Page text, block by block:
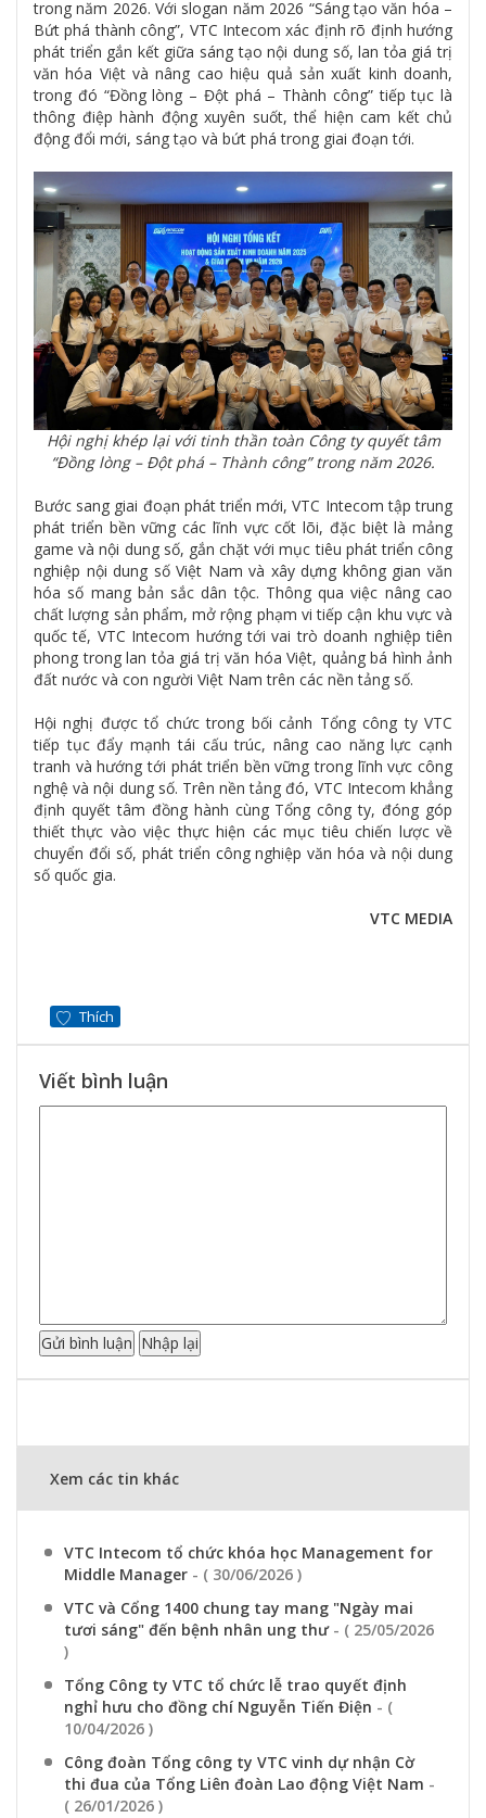
trong năm 2026. Với slogan năm 2026 “Sáng tạo văn hóa –
Bứt phá thành công”, VTC Intecom xác định rõ định hướng
phát triển gắn kết giữa sáng tạo nội dung số, lan tỏa giá trị
văn hóa Việt và nâng cao hiệu quả sản xuất kinh doanh,
trong đó “Đồng lòng – Đột phá – Thành công” tiếp tục là
thông điệp hành động xuyên suốt, thể hiện cam kết chủ
động đổi mới, sáng tạo và bứt phá trong giai đoạn tới.
Hội nghị khép lại với tinh thần toàn Công ty quyết tâm
“Đồng lòng – Đột phá – Thành công” trong năm 2026.
Bước sang giai đoạn phát triển mới, VTC Intecom tập trung
phát triển bền vững các lĩnh vực cốt lõi, đặc biệt là mảng
game và nội dung số, gắn chặt với mục tiêu phát triển công
nghiệp nội dung số Việt Nam và xây dựng không gian văn
hóa số mang bản sắc dân tộc. Thông qua việc nâng cao
chất lượng sản phẩm, mở rộng phạm vi tiếp cận khu vực và
quốc tế, VTC Intecom hướng tới vai trò doanh nghiệp tiên
phong trong lan tỏa giá trị văn hóa Việt, quảng bá hình ảnh
đất nước và con người Việt Nam trên các nền tảng số.
Hội nghị được tổ chức trong bối cảnh Tổng công ty VTC
tiếp tục đẩy mạnh tái cấu trúc, nâng cao năng lực cạnh
tranh và hướng tới phát triển bền vững trong lĩnh vực công
nghệ và nội dung số. Trên nền tảng đó, VTC Intecom khẳng
định quyết tâm đồng hành cùng Tổng công ty, đóng góp
thiết thực vào việc thực hiện các mục tiêu chiến lược về
chuyển đổi số, phát triển công nghiệp văn hóa và nội dung
số quốc gia.
VTC MEDIA
Thích
Viết bình luận
Xem các tin khác
VTC Intecom tổ chức khóa học Management for
Middle Manager - ( 30/06/2026 )
VTC và Cổng 1400 chung tay mang "Ngày mai
tươi sáng" đến bệnh nhân ung thư - ( 25/05/2026
)
Tổng Công ty VTC tổ chức lễ trao quyết định
nghỉ hưu cho đồng chí Nguyễn Tiến Điện - (
10/04/2026 )
Công đoàn Tổng công ty VTC vinh dự nhận Cờ
thi đua của Tổng Liên đoàn Lao động Việt Nam -
( 26/01/2026 )